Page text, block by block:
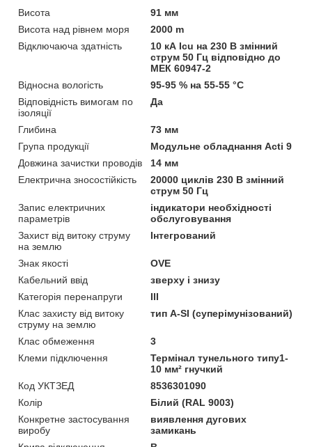
Висота
91 мм
Висота над рівнем моря
2000 m
Відключаюча здатність
10 кА Icu на 230 В змінний
струм 50 Гц відповідно до
МЕК 60947-2
Відносна вологість
95-95 % на 55-55 °C
Відповідність вимогам по
ізоляції
Да
Глибина
73 мм
Група продукції
Модульне обладнання Acti 9
Довжина зачистки проводів
14 мм
Електрична зносостійкість
20000 циклів 230 В змінний
струм 50 Гц
Запис електричних
параметрів
індикатори необхідності
обслуговування
Захист від витоку струму
на землю
Інтегрований
Знак якості
OVE
Кабельний ввід
зверху і знизу
Категорія перенапруги
ІІІ
Клас захисту від витоку
струму на землю
тип A-SI (суперімунізований)
Клас обмеження
3
Клеми підключення
Термінал тунельного типу1-
10 мм² гнучкий
Код УКТЗЕД
8536301090
Колір
Білий (RAL 9003)
Конкретне застосування
виробу
виявлення дугових
замикань